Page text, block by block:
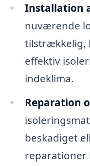
Installation
nuværende
tilstrækkelig,
effektiv
indeklima.
Reparation
beskadiget
reparationer